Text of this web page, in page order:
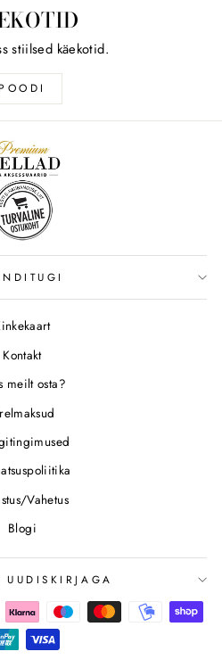
stiilsed käekotid.
POODI
Kontakt
meilt osta?
Vahetus
Blogi